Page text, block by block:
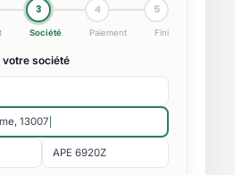
3 4 5
Société Paiement Fini
société
13007
APE 6920Z